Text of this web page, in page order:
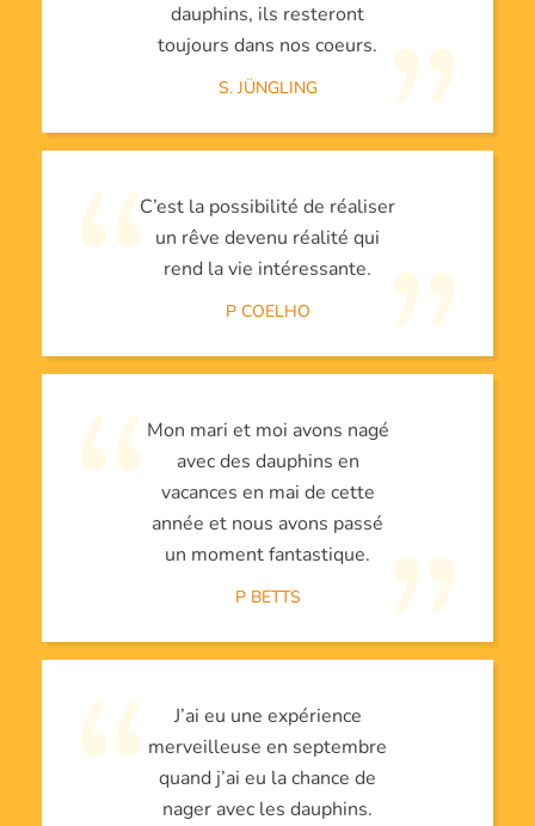
dauphins, ils resteront
toujours dans nos coeurs.
S. JÜNGLING
C’est la possibilité de réaliser
un rêve devenu réalité qui
rend la vie intéressante.
P COELHO
Mon mari et moi avons nagé
avec des dauphins en
vacances en mai de cette
année et nous avons passé
un moment fantastique.
P BETTS
J’ai eu une expérience
merveilleuse en septembre
quand j’ai eu la chance de
nager avec les dauphins.